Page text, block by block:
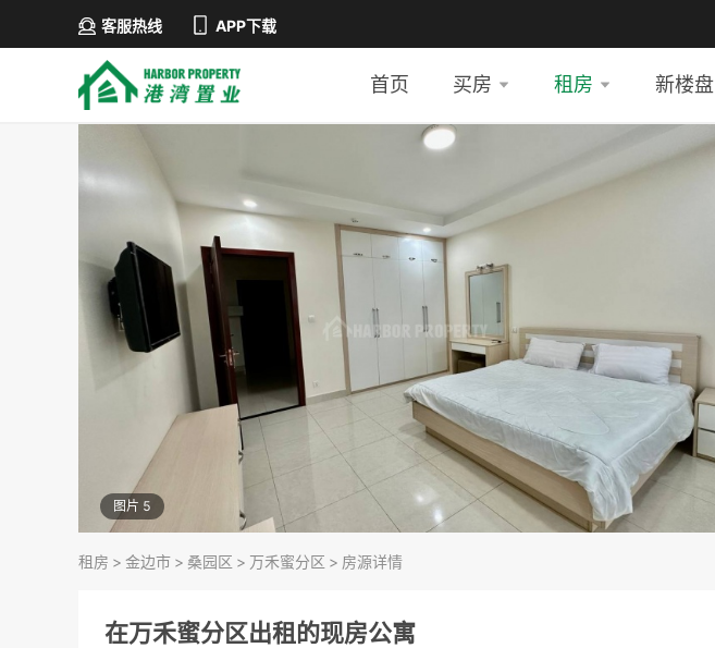
客服热线 APP下载
首页 买房 租房 新楼盘
图片 5
租房 > 金边市 > 桑园区 > 万禾蜜分区 > 房源详情
在万禾蜜分区出租的现房公寓